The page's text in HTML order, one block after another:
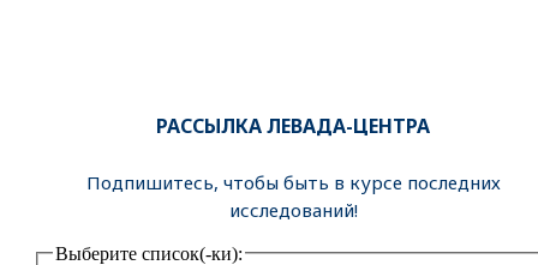
РАССЫЛКА ЛЕВАДА-ЦЕНТРА
Подпишитесь, чтобы быть в курсе последних
исследований!
Выберите список(-ки):